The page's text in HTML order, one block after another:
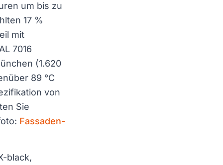
um bis zu
17 %
mit
7016
(1.620
89 °C
von
Sie
Fassaden-
black,